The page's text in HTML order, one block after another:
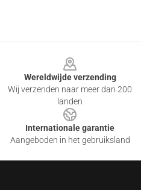
Wereldwijde verzending
Wij verzenden naar meer dan 200
landen
Internationale garantie
Aangeboden in het gebruiksland